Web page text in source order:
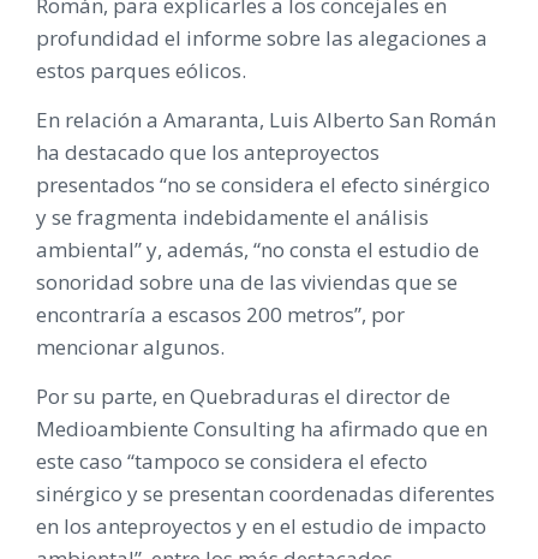
profundidad el informe sobre las alegaciones a
estos parques eólicos.
En relación a Amaranta, Luis Alberto San Román
ha destacado que los anteproyectos
presentados “no se considera el efecto sinérgico
y se fragmenta indebidamente el análisis
ambiental” y, además, “no consta el estudio de
sonoridad sobre una de las viviendas que se
encontraría a escasos 200 metros”, por
mencionar algunos.
Por su parte, en Quebraduras el director de
Medioambiente Consulting ha afirmado que en
este caso “tampoco se considera el efecto
sinérgico y se presentan coordenadas diferentes
en los anteproyectos y en el estudio de impacto